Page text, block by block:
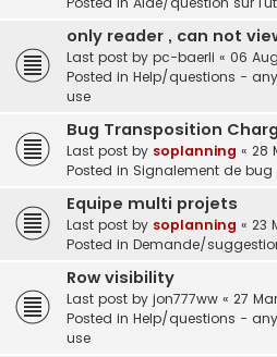
only reader , can not
Last post by pc-baerli « 06
Posted in Help/questions -
use
Bug Transposition
Last post by soplanning « 28
Posted in Signalement de bug
Equipe multi projets
Last post by soplanning « 23
Posted in Demande/
Row visibility
Last post by jon777ww « 27
Posted in Help/questions -
use